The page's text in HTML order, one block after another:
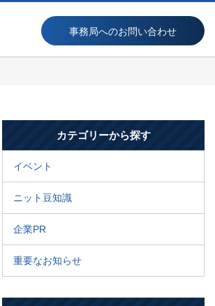
事務局へのお問い合わせ
カテゴリーから探す
イベント
ニット豆知識
企業PR
重要なお知らせ